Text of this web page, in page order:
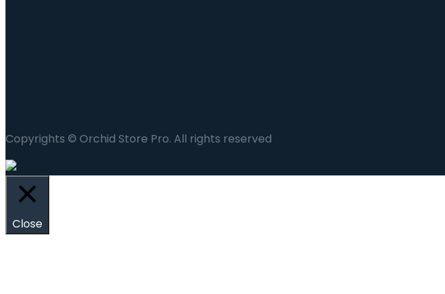
Copyrights © Orchid Store Pro. All rights reserved
Close